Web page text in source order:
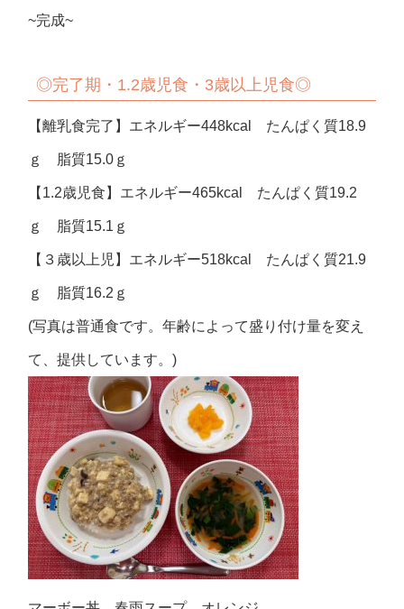
~完成~
◎完了期・1.2歳児食・3歳以上児食◎
【離乳食完了】エネルギー448kcal たんぱく質18.9
ｇ 脂質15.0ｇ
【1.2歳児食】エネルギー465kcal たんぱく質19.2
ｇ 脂質15.1ｇ
【３歳以上児】エネルギー518kcal たんぱく質21.9
ｇ 脂質16.2ｇ
(写真は普通食です。年齢によって盛り付け量を変え
て、提供しています。)